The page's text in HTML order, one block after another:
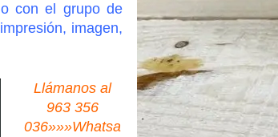
con el grupo de
imagen,
Llámanos al
963 356
036»»»Whatsa